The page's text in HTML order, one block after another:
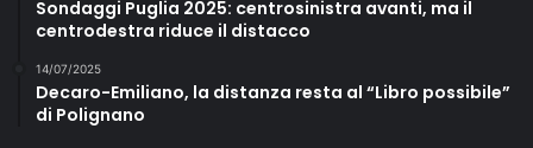
Sondaggi Puglia 2025: centrosinistra avanti, ma il
centrodestra riduce il distacco
14/07/2025
Decaro-Emiliano, la distanza resta al “Libro possibile”
di Polignano